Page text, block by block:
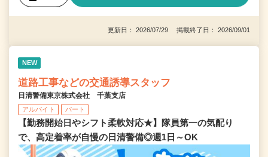
更新日： 2026/07/29 掲載終了日： 2026/09/01
NEW
道路工事などの交通誘導スタッフ
日清警備東京株式会社 千葉支店
アルバイト パート
【勤務開始日やシフト柔軟対応★】隊員第一の気配り
で、高定着率が自慢の日清警備◎週1日～OK